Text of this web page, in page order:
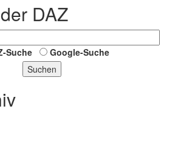
DAZ
Suche
Google-Suche
Suchen